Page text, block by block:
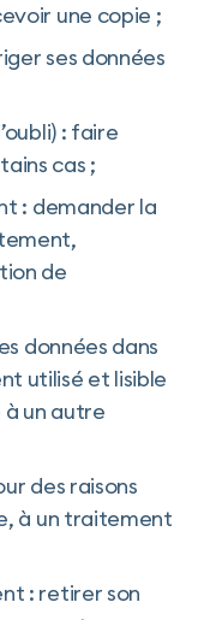
une copie ;
ses données
: faire
cas ;
: demander la
de
données dans
utilisé et lisible
un autre
des raisons
à un traitement
: retirer son